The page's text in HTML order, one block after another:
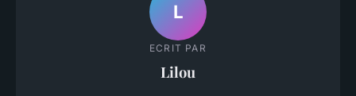
L
ECRIT PAR
Lilou